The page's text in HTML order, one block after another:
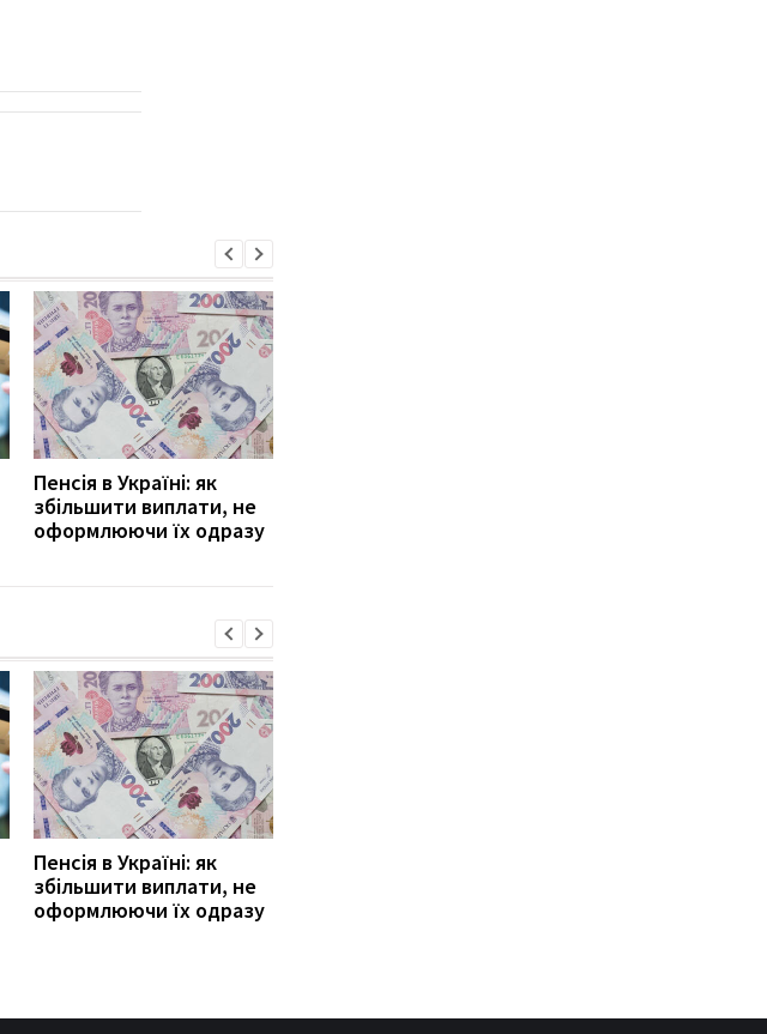
Пенсія в Україні: як
збільшити виплати, не
оформлюючи їх одразу
Пенсія в Україні: як
збільшити виплати, не
оформлюючи їх одразу